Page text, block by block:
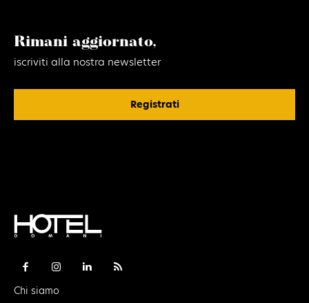
Rimani aggiornato,
iscriviti alla nostra newsletter
Registrati
Chi siamo